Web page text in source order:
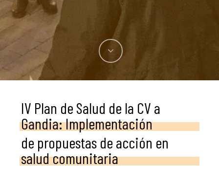
IV Plan de Salud de la CV a
Gandia: Implementación
de propuestas de acción en
salud comunitaria